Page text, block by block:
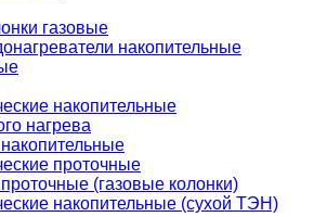
газовые
накопительные
накопительные
нагрева
проточные
(газовые колонки)
накопительные (сухой ТЭН)